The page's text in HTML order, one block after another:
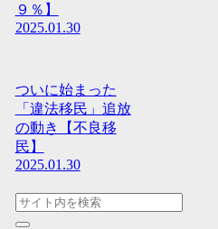
９％】
2025.01.30
ついに始まった
「違法移民」追放
の動き【不良移
民】
2025.01.30